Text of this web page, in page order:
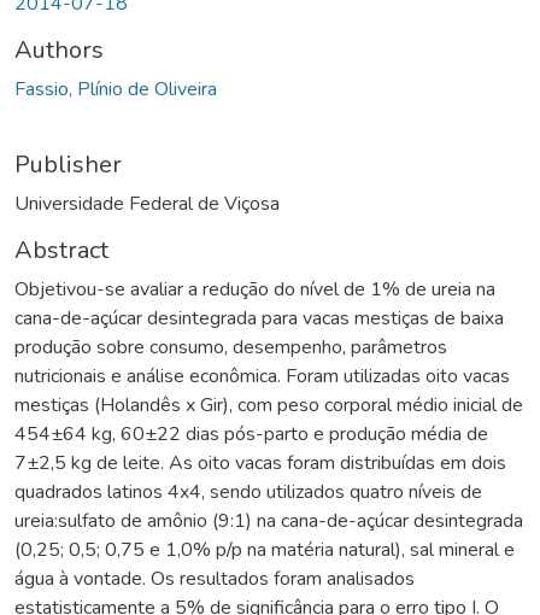
Authors
Fassio, Plínio de Oliveira
Publisher
Universidade Federal de Viçosa
Abstract
Objetivou-se avaliar a redução do nível de 1% de ureia na
cana-de-açúcar desintegrada para vacas mestiças de baixa
produção sobre consumo, desempenho, parâmetros
nutricionais e análise econômica. Foram utilizadas oito vacas
mestiças (Holandês x Gir), com peso corporal médio inicial de
454±64 kg, 60±22 dias pós-parto e produção média de
7±2,5 kg de leite. As oito vacas foram distribuídas em dois
quadrados latinos 4x4, sendo utilizados quatro níveis de
ureia:sulfato de amônio (9:1) na cana-de-açúcar desintegrada
(0,25; 0,5; 0,75 e 1,0% p/p na matéria natural), sal mineral e
água à vontade. Os resultados foram analisados
estatisticamente a 5% de significância para o erro tipo I. O